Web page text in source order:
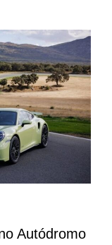
Autódromo